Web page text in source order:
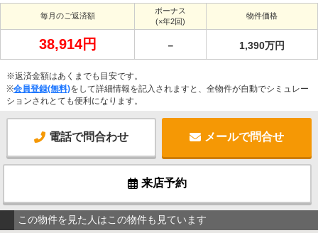
毎月のご返済額
ボーナス
(×年2回)
物件価格
38,914円 － 1,390万円
※返済金額はあくまでも目安です。
※会員登録(無料)をして詳細情報を記入されますと、全物件が自動でシミュレー
ションされとても便利になります。
電話で問合わせ メールで問合せ
来店予約
この物件を見た人はこの物件も見ています